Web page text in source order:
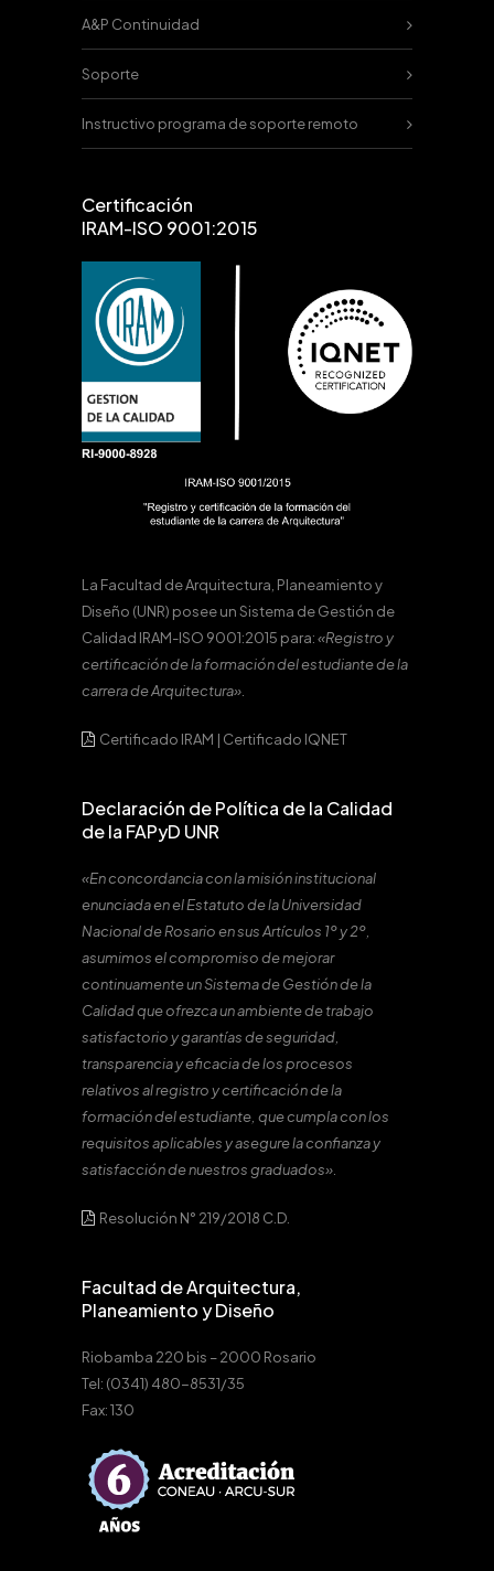
A&P Continuidad
Soporte
Instructivo programa de soporte remoto
Certificación
IRAM-ISO 9001:2015
La Facultad de Arquitectura, Planeamiento y
Diseño (UNR) posee un Sistema de Gestión de
Calidad IRAM-ISO 9001:2015 para:«Registro y
certificación de la formación del estudiante de la
carrera de Arquitectura».
Certificado IRAM | Certificado IQNET
Declaración de Política de la Calidad
de la FAPyD UNR
«En concordancia con la misión institucional
enunciada en el Estatuto de la Universidad
Nacional de Rosario en sus Artículos 1º y 2º,
asumimos el compromiso de mejorar
continuamente un Sistema de Gestión de la
Calidad que ofrezca un ambiente de trabajo
satisfactorio y garantías de seguridad,
transparencia y eficacia de los procesos
relativos al registro y certificación de la
formación del estudiante, que cumpla con los
requisitos aplicables y asegure la confianza y
satisfacción de nuestros graduados».
Resolución N° 219/2018 C.D.
Facultad de Arquitectura,
Planeamiento y Diseño
Riobamba 220 bis – 2000 Rosario
Tel: (0341) 480-8531/35
Fax: 130